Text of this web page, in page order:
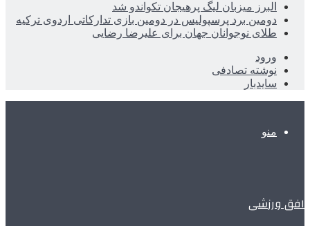
البرز میزبان لیگ پرهیجان تکواندو شد
دومین برد پرسپولیس در دومین بازی تدارکاتی اردوی ترکیه
طلای نوجوانان جهان برای علیرضا رضایی
ورود
نوشته تصادفی
سایدبار
منو
افق ورزشی